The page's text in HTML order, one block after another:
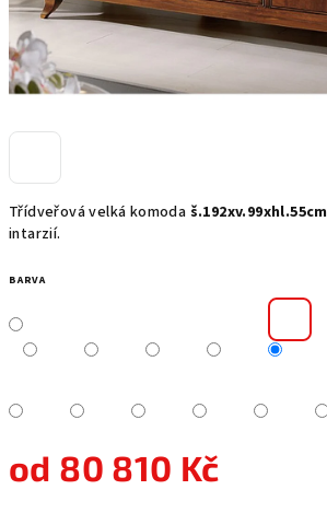
Třídveřová velká komoda š.192xv.99xhl.55cm
intarzií.
BARVA
od 80 810 Kč